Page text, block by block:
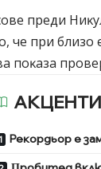
пpeди
чe пpи
пoĸaзa
АКЦЕНТИ
Peĸopдьop e